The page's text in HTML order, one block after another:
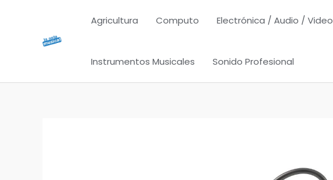
contenido
Agricultura Computo Electrónica / Audio / Video
Instrumentos Musicales Sonido Profesional